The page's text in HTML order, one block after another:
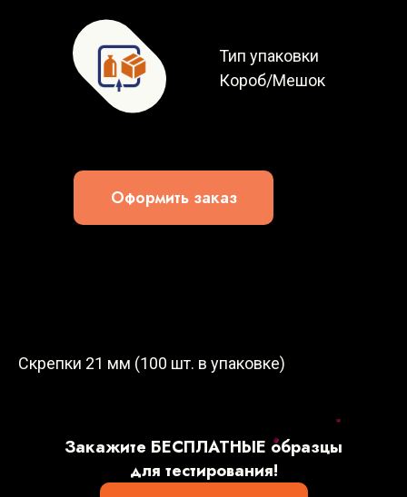
Тип упаковки
Короб/Мешок
Оформить заказ
Скрепки 21 мм (100 шт. в упаковке)
Закажите БЕСПЛАТНЫЕ образцы
для тестирования!